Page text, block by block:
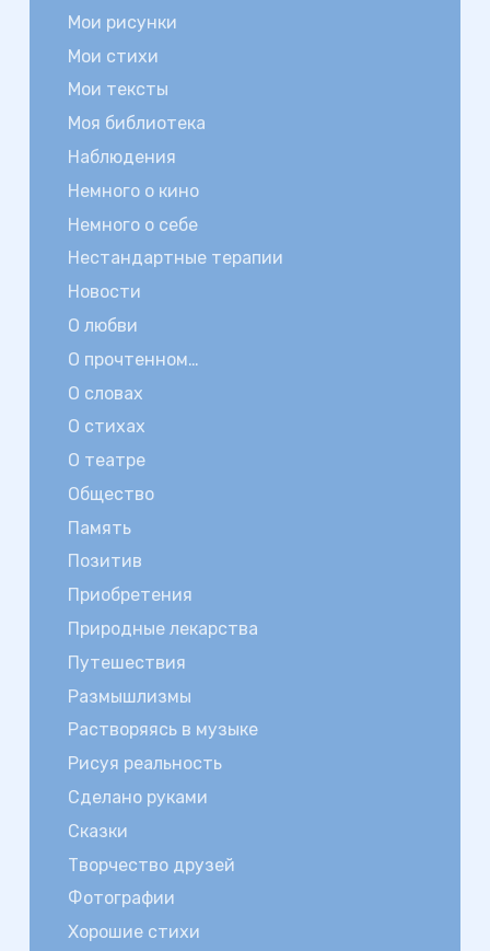
Мои рисунки
Мои стихи
Мои тексты
Моя библиотека
Наблюдения
Немного о кино
Немного о себе
Нестандартные терапии
Новости
О любви
О прочтенном…
О словах
О стихах
О театре
Общество
Память
Позитив
Приобретения
Природные лекарства
Путешествия
Размышлизмы
Растворяясь в музыке
Рисуя реальность
Сделано руками
Сказки
Творчество друзей
Фотографии
Хорошие стихи